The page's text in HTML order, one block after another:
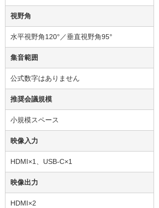
視野角
水平視野角120°／垂直視野角95°
集音範囲
公式数字はありません
推奨会議規模
小規模スペース
映像入力
HDMI×1、USB-C×1
映像出力
HDMI×2